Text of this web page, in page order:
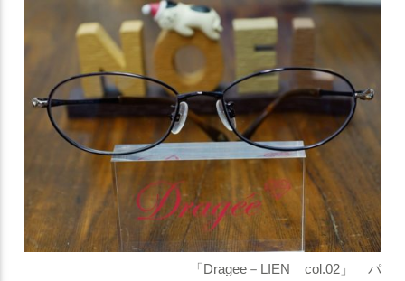
「Dragee－LIEN col.02」 パ